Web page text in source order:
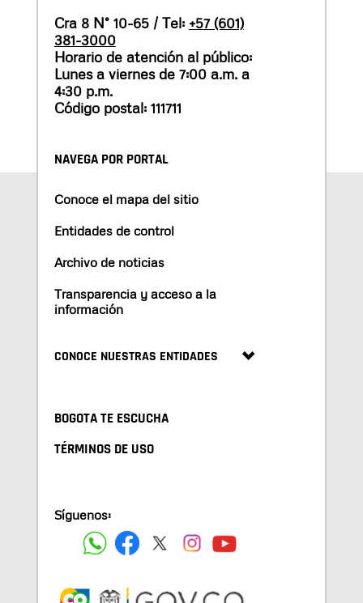
Cra 8 N° 10-65 / Tel: +57 (601)
381-3000
Horario de atención al público:
Lunes a viernes de 7:00 a.m. a
4:30 p.m.
Código postal: 111711
NAVEGA POR PORTAL
Conoce el mapa del sitio
Entidades de control
Archivo de noticias
Transparencia y acceso a la
información
CONOCE NUESTRAS ENTIDADES
BOGOTA TE ESCUCHA
TÉRMINOS DE USO
Síguenos: